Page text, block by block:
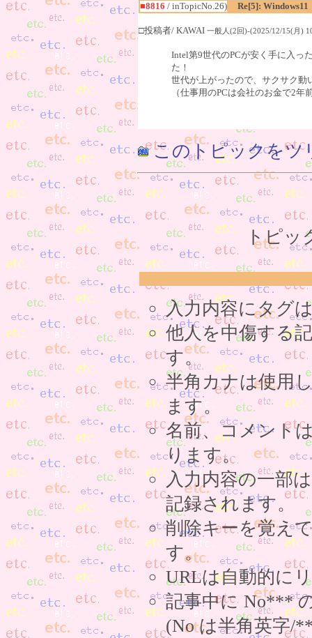
■8816 / inTopicNo.26) Re[5]: Windows11
□投稿者/ KAWAI 一般人(2回)-(2025/12/15(月)
Intel第9世代のPCが安く手に入っ
た！
世代が上がったので、サクサク動
（仕事用のPCは会社のお金で2
このトピックをツ
トピッ
入力内容にタグ
他人を中傷する
す。
半角カナは使用
ます。
名前、コメント
ります。
入力内容の一部
記録されます。
削除キーを覚え
す。
URLは自動的に
記事中に No***
(No は半角英字/